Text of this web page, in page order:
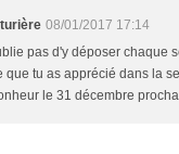
08/01/2017 17:14
pas d'y déposer chaque
que tu as apprécié dans la
le 31 décembre